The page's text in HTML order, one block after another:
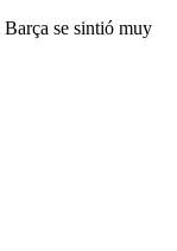
se sintió muy